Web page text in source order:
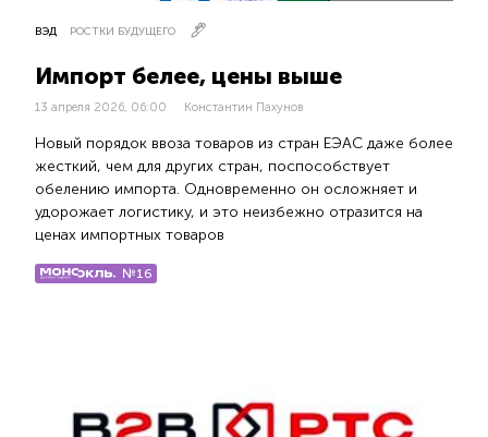
ВЭД РОСТКИ БУДУЩЕГО
Импорт белее, цены выше
13 апреля 2026, 06:00 Константин Пахунов
Новый порядок ввоза товаров из стран ЕЭАС даже более
жесткий, чем для других стран, поспособствует
обелению импорта. Одновременно он осложняет и
удорожает логистику, и это неизбежно отразится на
ценах импортных товаров
№16